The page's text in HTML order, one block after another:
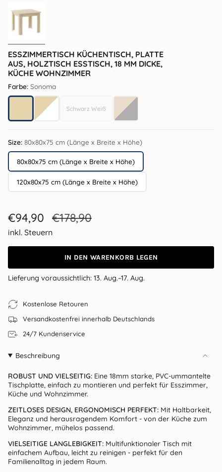
ESSZIMMERTISCH KÜCHENTISCH, PLATTE
AUS, HOLZTISCH ESSTISCH, 18 MM DICKE,
KÜCHE WOHNZIMMER
Farbe: Sonoma
Sonoma Sonoma / Weiß
Schwarz WeißSchwarz WeißEiche / schwarz
Size: 80x80x75 cm (Länge x Breite x Höhe)
80x80x75 cm (Länge x Breite x Höhe)
120x80x75 cm (Länge x Breite x Höhe)
Verkaufspreis
€94,90 Regulärer
Preis
€178,90
inkl. Steuern
IN DEN WARENKORB LEGEN
Lieferung voraussichtlich: 13. Aug.–17. Aug.
Kostenlose Retouren
Versandkostenfrei innerhalb Deutschlands
24/7 Kundenservice
Beschreibung
ROBUST UND VIELSEITIG: Eine 18mm starke, PVC-ummantelte
Tischplatte, einfach zu montieren und perfekt für Esszimmer,
Küche und Wohnzimmer.
ZEITLOSES DESIGN, ERGONOMISCH PERFEKT: Mit Haltbarkeit,
Eleganz und herausragendem Komfort - von der Küche zum
Wohnzimmer, mühelos passend.
VIELSEITIGE LANGLEBIGKEIT: Multifunktionaler Tisch mit
einfachem Aufbau, leicht zu reinigen - perfekt für den
Familienalltag in jedem Raum.